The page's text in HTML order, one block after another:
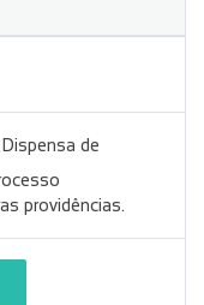
de
providências.